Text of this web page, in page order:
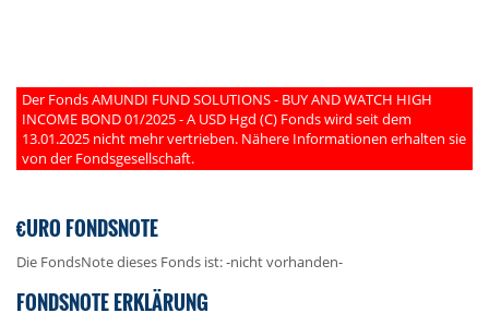
Der Fonds AMUNDI FUND SOLUTIONS - BUY AND WATCH HIGH
INCOME BOND 01/2025 - A USD Hgd (C) Fonds wird seit dem
13.01.2025 nicht mehr vertrieben. Nähere Informationen erhalten sie
von der Fondsgesellschaft.
€URO FONDSNOTE
Die FondsNote dieses Fonds ist: -nicht vorhanden-
FONDSNOTE ERKLÄRUNG